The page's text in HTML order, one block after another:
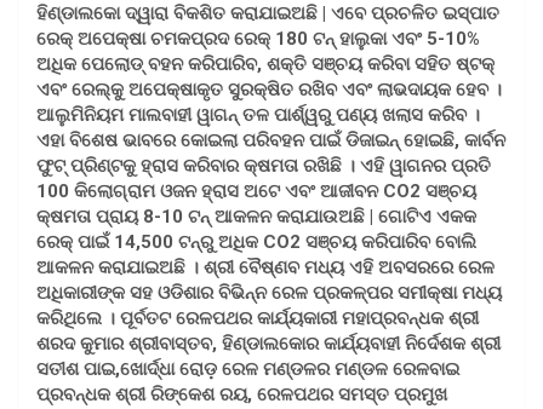
ହିଣ୍ଡାଲକୋ ଦ୍ୱାରା ବିକଶିତ କରାଯାଇଅଛି | ଏବେ ପ୍ରଚଳିତ ଇସ୍ପାତ
ରେକ୍ ଅପେକ୍ଷା ଚମକପ୍ରଦ ରେକ୍ 180 ଟନ୍ ହାଲୁକା ଏବଂ 5-10%
ଅଧିକ ପେଲୋଡ୍ ବହନ କରିପାରିବ, ଶକ୍ତି ସଞ୍ଚୟ କରିବା ସହିତ ଷ୍ଟକ୍
ଏବଂ ରେଲ୍କୁ ଅପେକ୍ଷାକୃତ ସୁରକ୍ଷିତ ରଖିବ ଏବଂ ଲାଭଦାୟକ ହେବ ।
ଆଲୁମିନିୟମ ମାଲବାହୀ ୱାଗନ୍ ତଳ ପାର୍ଶ୍ୱରୁ ପଣ୍ୟ ଖଲାସ କରିବ ।
ଏହା ବିଶେଷ ଭାବରେ କୋଇଲା ପରିବହନ ପାଇଁ ଡିଜାଇନ୍ ହୋଇଛି, କାର୍ବନ
ଫୁଟ୍ ପ୍ରିଣ୍ଟକୁ ହ୍ରାସ କରିବାର କ୍ଷମତା ରଖିଛି । ଏହି ୱାଗନର ପ୍ରତି
100 କିଲୋଗ୍ରାମ ଓଜନ ହ୍ରାସ ଅଟେ ଏବଂ ଆଜୀବନ CO2 ସଞ୍ଚୟ
କ୍ଷମତା ପ୍ରାୟ 8-10 ଟନ୍ ଆକଳନ କରାଯାଉଅଛି | ଗୋଟିଏ ଏକକ
ରେକ୍ ପାଇଁ 14,500 ଟନ୍ରୁ ଅଧିକ CO2 ସଞ୍ଚୟ କରିପାରିବ ବୋଲି
ଆକଳନ କରାଯାଇଅଛି । ଶ୍ରୀ ବୈଷ୍ଣବ ମଧ୍ୟ ଏହି ଅବସରରେ ରେଳ
ଅଧିକାରୀଙ୍କ ସହ ଓଡିଶାର ବିଭିନ୍ନ ରେଳ ପ୍ରକଳ୍ପର ସମୀକ୍ଷା ମଧ୍ୟ
କରିଥିଲେ । ପୂର୍ବତଟ ରେଳପଥର କାର୍ଯ୍ୟକାରୀ ମହାପ୍ରବନ୍ଧକ ଶ୍ରୀ
ଶରଦ କୁମାର ଶ୍ରୀବାସ୍ତବ, ହିଣ୍ଡାଲକୋର କାର୍ଯ୍ୟବାହୀ ନିର୍ଦେଶକ ଶ୍ରୀ
ସତୀଶ ପାଇ,ଖୋର୍ଦ୍ଧା ରୋଡ଼ ରେଳ ମଣ୍ଡଳର ମଣ୍ଡଳ ରେଳବାଇ
ପ୍ରବନ୍ଧକ ଶ୍ରୀ ରିଙ୍କେଶ ରୟ, ରେଳପଥର ସମସ୍ତ ପ୍ରମୁଖ